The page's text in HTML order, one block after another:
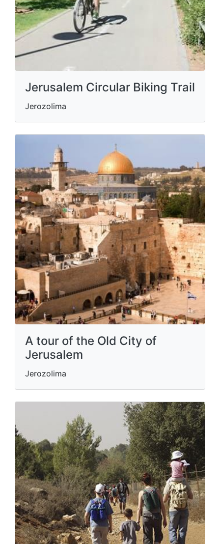
Jerusalem Circular Biking Trail
Jerozolima
A tour of the Old City of
Jerusalem
Jerozolima